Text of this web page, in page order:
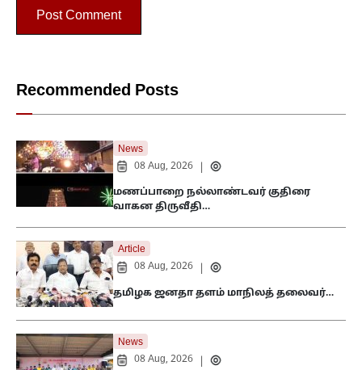
Recommended Posts
News
08 Aug, 2026
மணப்பாறை நல்லாண்டவர் குதிரை
வாகன திருவீதி…
Article
08 Aug, 2026
தமிழக ஜனதா தளம் மாநிலத் தலைவர்…
News
08 Aug, 2026